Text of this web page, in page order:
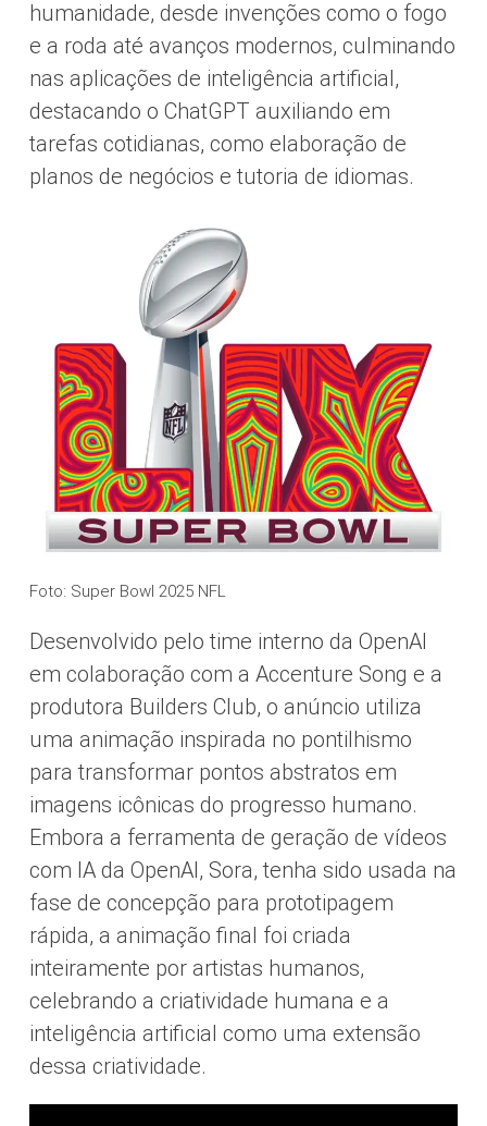
humanidade, desde invenções como o fogo
e a roda até avanços modernos, culminando
nas aplicações de inteligência artificial,
destacando o ChatGPT auxiliando em
tarefas cotidianas, como elaboração de
planos de negócios e tutoria de idiomas.
Foto: Super Bowl 2025 NFL
Desenvolvido pelo time interno da OpenAI
em colaboração com a Accenture Song e a
produtora Builders Club, o anúncio utiliza
uma animação inspirada no pontilhismo
para transformar pontos abstratos em
imagens icônicas do progresso humano.
Embora a ferramenta de geração de vídeos
com IA da OpenAI, Sora, tenha sido usada na
fase de concepção para prototipagem
rápida, a animação final foi criada
inteiramente por artistas humanos,
celebrando a criatividade humana e a
inteligência artificial como uma extensão
dessa criatividade.